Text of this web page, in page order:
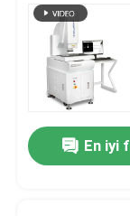
En iyi